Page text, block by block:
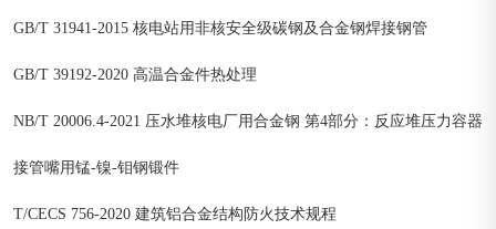
GB/T 31941-2015 核电站用非核安全级碳钢及合金钢焊接钢管
GB/T 39192-2020 高温合金件热处理
NB/T 20006.4-2021 压水堆核电厂用合金钢 第4部分：反应堆压力容器
接管嘴用锰-镍-钼钢锻件
T/CECS 756-2020 建筑铝合金结构防火技术规程